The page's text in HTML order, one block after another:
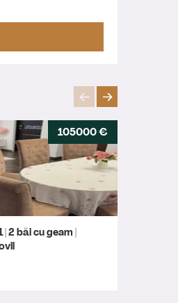
105000 €
2 băi cu geam |